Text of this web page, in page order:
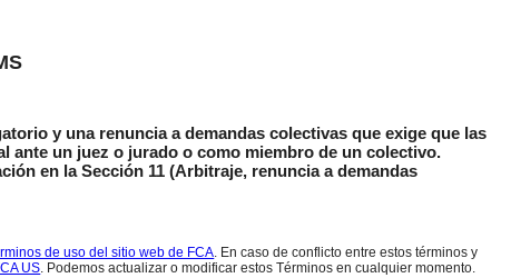
y una renuncia a demandas colectivas que exige que las
ante un juez o jurado o como miembro de un colectivo.
en la Sección 11 (Arbitraje, renuncia a demandas
de uso del sitio web de FCA. En caso de conflicto entre estos términos y
US. Podemos actualizar o modificar estos Términos en cualquier momento.